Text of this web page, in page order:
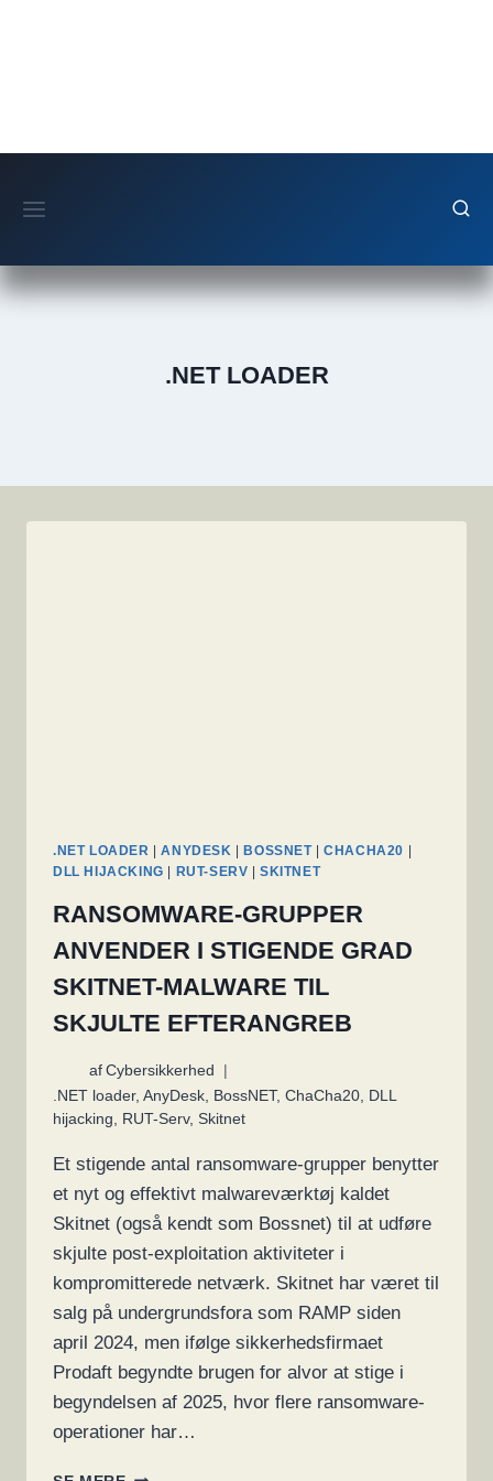
.NET LOADER
.NET LOADER |ANYDESK BOSSNET|CHACHA20
DLL HIJACKING
RUT-SERV |SKITNET
RANSOMWARE-GRUPPER
ANVENDER I STIGENDE GRAD
SKITNET-MALWARE TIL
SKJULTE EFTERANGREB
af Cybersikkerhed
.NET loader, AnyDesk BossNET, ChaCha20 DLL
hijacking
RUT-Serv, Skitnet
Et stigende antal ransomware-grupper benytter
et nyt og effektivt malwareværktøj kaldet
Skitnet (også kendt som Bossnet) til at udføre
skjulte post-exploitation aktiviteter i
kompromitterede netværk. Skitnet har været til
salg på undergrundsfora som RAMP siden
april 2024, men ifølge sikkerhedsfirmaet
Prodaft begyndte brugen for alvor at stige i
begyndelsen af 2025, hvor flere ransomware-
operationer har…
RANSOMWARE-